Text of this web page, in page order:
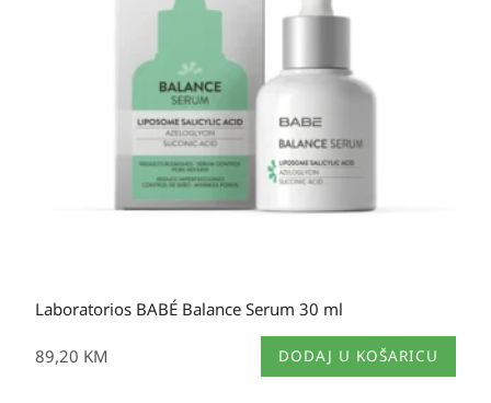
Laboratorios BABÉ Balance Serum 30 ml
89,20 KM DODAJ U KOŠARICU